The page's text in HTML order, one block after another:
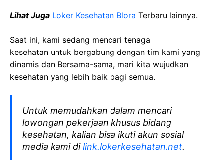
Lihat Juga Loker Kesehatan Blora Terbaru lainnya.
Saat ini, kami sedang mencari tenaga
kesehatan untuk bergabung dengan tim kami yang
dinamis dan Bersama-sama, mari kita wujudkan
kesehatan yang lebih baik bagi semua.
Untuk memudahkan dalam mencari
lowongan pekerjaan khusus bidang
kesehatan, kalian bisa ikuti akun sosial
media kami dilink.lokerkesehatan.net.